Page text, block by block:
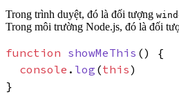
Trong trình duyệt, đó là đối tượng
Trong môi trường Node.js, đó là đối
function showMeThis () {
console . log (this)
}